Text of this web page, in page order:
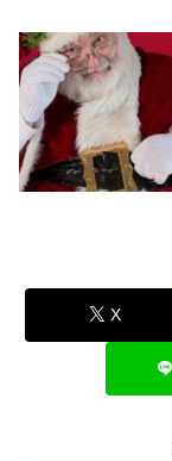
X